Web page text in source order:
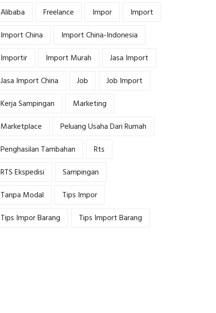
Alibaba
Freelance Impor
Import
Import China
Import China-Indonesia
Importir
Import Murah
Jasa Import
Jasa Import China
Job
Job Import
Kerja Sampingan
Marketing
Marketplace
Peluang Usaha Dari Rumah
Penghasilan Tambahan
Rts
RTS Ekspedisi
Sampingan
Tanpa Modal
Tips Impor
Tips Impor Barang
Tips Import Barang